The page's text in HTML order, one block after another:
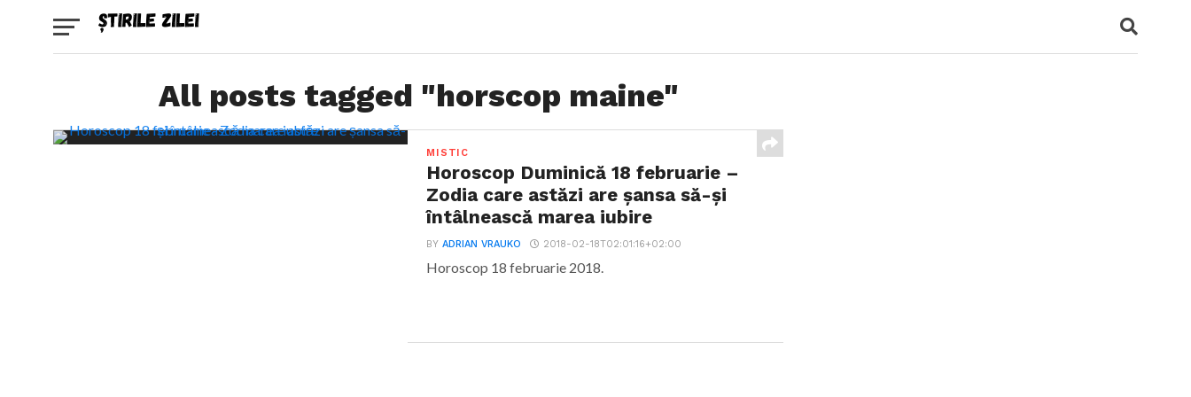
All posts tagged "horscop maine"
MISTIC
Horoscop Duminică 18 februarie –
Zodia care astăzi are șansa să-și
întâlnească marea iubire
BYADRIAN VRAUKO 2018-02-18T02:01:16+02:00
Horoscop 18 februarie 2018.